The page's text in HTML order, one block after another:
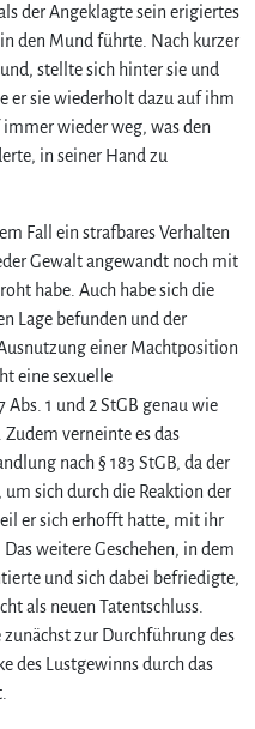
der Angeklagte sein erigiertes
den Mund führte. Nach kurzer
stellte sich hinter sie und
er sie wiederholt dazu auf ihm
wieder weg, was den
in seiner Hand zu
Fall ein strafbares Verhalten
Gewalt angewandt noch mit
habe. Auch habe sich die
Lage befunden und der
einer Machtposition
eine sexuelle
1 und 2 StGB genau wie
verneinte es das
nach § 183 StGB, da der
sich durch die Reaktion der
er sich erhofft hatte, mit ihr
weitere Geschehen, in dem
und sich dabei befriedigte,
als neuen Tatentschluss.
zur Durchführung des
des Lustgewinns durch das